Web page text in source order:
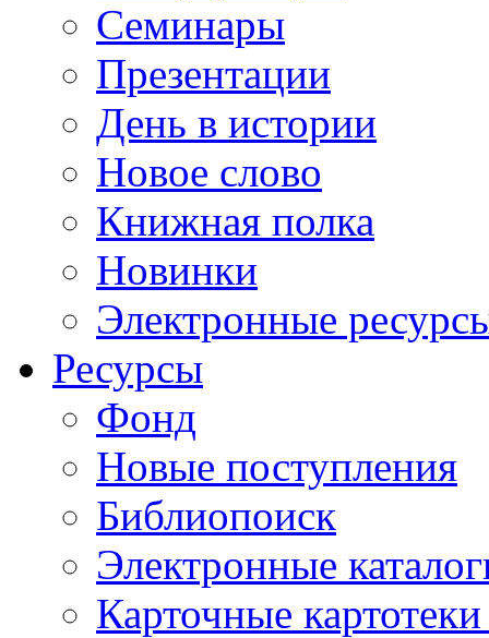
Семинары
Презентации
День в истории
Новое слово
Книжная полка
Новинки
Электронные
Ресурсы
Фонд
Новые поступления
Библиопоиск
Электронные
Карточные